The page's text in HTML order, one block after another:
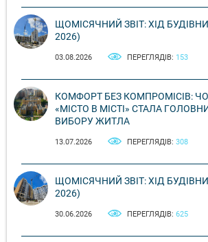
ЩОМІСЯЧНИЙ ЗВІТ: ХІД
2026)
03.08.2026 ПЕРЕГЛЯДІВ: 153
КОМФОРТ БЕЗ КОМПРОМІСІВ:
«МІСТО В МІСТІ» СТАЛА
ВИБОРУ ЖИТЛА
13.07.2026 ПЕРЕГЛЯДІВ: 308
ЩОМІСЯЧНИЙ ЗВІТ: ХІД
2026)
30.06.2026 ПЕРЕГЛЯДІВ: 625